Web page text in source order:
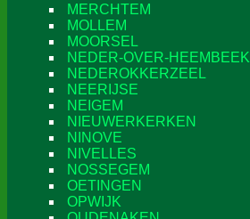
MERCHTEM
MOLLEM
MOORSEL
NEDER-OVER-HEEMBEEK
NEDEROKKERZEEL
NEERIJSE
NEIGEM
NIEUWERKERKEN
NINOVE
NIVELLES
NOSSEGEM
OETINGEN
OPWIJK